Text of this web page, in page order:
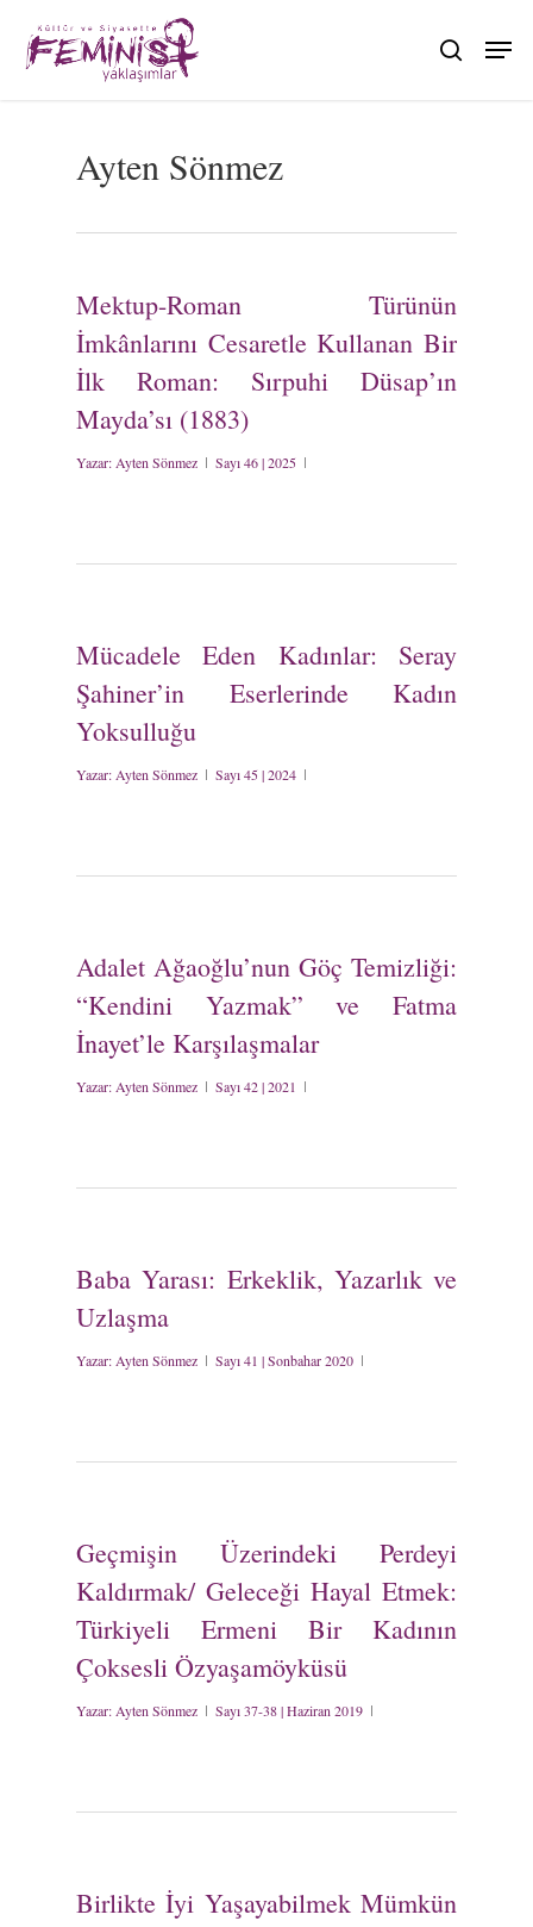
main
search
Ayten Sönmez
Mektup-Roman Türünün
İmkânlarını Cesaretle Kullanan Bir
İlk Roman: Sırpuhi Düsap’ın
Mayda’sı (1883)
Yazar: Ayten Sönmez Sayı 46 | 2025
Mücadele Eden Kadınlar: Seray
Şahiner’in Eserlerinde Kadın
Yoksulluğu
Yazar: Ayten Sönmez Sayı 45 | 2024
Adalet Ağaoğlu’nun Göç Temizliği:
“Kendini Yazmak” ve Fatma
İnayet’le Karşılaşmalar
Yazar: Ayten Sönmez Sayı 42 | 2021
Baba Yarası: Erkeklik, Yazarlık ve
Uzlaşma
Yazar: Ayten Sönmez Sayı 41 | Sonbahar 2020
Geçmişin Üzerindeki Perdeyi
Kaldırmak/ Geleceği Hayal Etmek:
Türkiyeli Ermeni Bir Kadının
Çoksesli Özyaşamöyküsü
Yazar: Ayten Sönmez Sayı 37-38 | Haziran 2019
Birlikte İyi Yaşayabilmek Mümkün